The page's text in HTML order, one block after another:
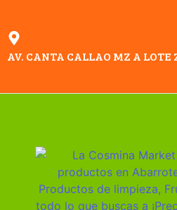
AV. CANTA CALLAO MZ A LOTE